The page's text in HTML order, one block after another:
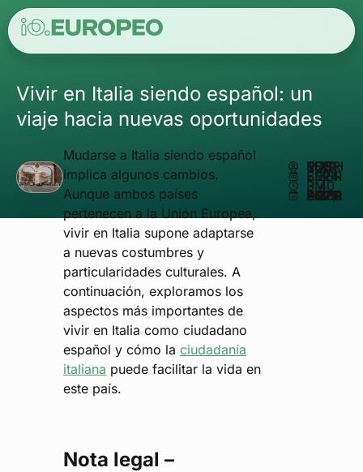
Vivir en Italia siendo español: un
viaje hacia nuevas oportunidades
Mudarse a Italia siendo español
implica algunos cambios.
Aunque ambos países
pertenecen a la Unión Europea,
vivir en Italia supone adaptarse
a nuevas costumbres y
particularidades culturales. A
continuación, exploramos los
aspectos más importantes de
vivir en Italia como ciudadano
español y cómo laciudadanía
italiana puede facilitar la vida en
este país.
Nota legal –
ESCRITO POR
MATHEUS REIS
SEPTIEMBRE 3, 2024
3:40 PM
ACTUALIZADO EN SEPTIEMBRE 12, 2025